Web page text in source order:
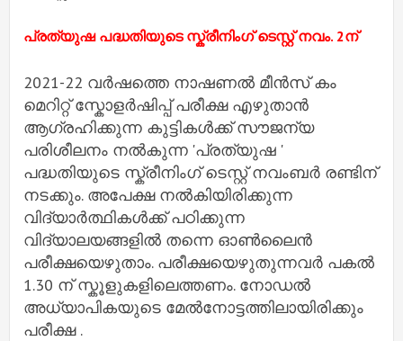
പ്രത്യുഷ പദ്ധതിയുടെ സ്ക്രീനിംഗ് ടെസ്റ്റ് നവം. 2ന്
2021-22 വര്‍ഷത്തെ നാഷണല്‍ മീന്‍സ് കം
മെറിറ്റ് സ്കോളര്‍ഷിപ്പ് പരീക്ഷ എഴുതാന്‍
ആഗ്രഹിക്കുന്ന കുട്ടികള്‍ക്ക് സൗജന്യ
പരിശീലനം നല്‍കുന്ന 'പ്രത്യുഷ '
പദ്ധതിയുടെ സ്ക്രീനിംഗ് ടെസ്റ്റ് നവംബര്‍ രണ്ടിന്
നടക്കും. അപേക്ഷ നല്‍കിയിരിക്കുന്ന
വിദ്യാര്‍ത്ഥികള്‍ക്ക് പഠിക്കുന്ന
വിദ്യാലയങ്ങളില്‍ തന്നെ ഓണ്‍ലൈന്‍
പരീക്ഷയെഴുതാം. പരീക്ഷയെഴുതുന്നവര്‍ പകല്‍
1.30 ന് സ്കൂളുകളിലെത്തണം. നോഡല്‍
അധ്യാപികയുടെ മേല്‍നോട്ടത്തിലായിരിക്കും
പരീക്ഷ .